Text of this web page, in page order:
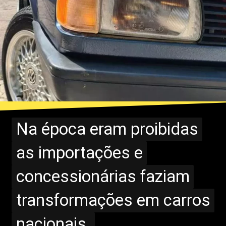
Na época eram proibidas
as importações e
concessionárias faziam
transformações em carros
Na época eram proibidas
as importações e
concessionárias faziam
transformações em carros